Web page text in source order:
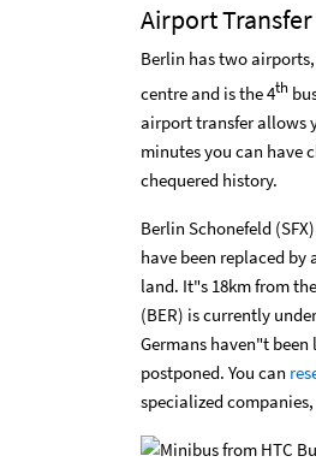
Airport
Berlin has two
centre and is the 4th
airport transfer allows
minutes you can have
chequered history.
Berlin Schonefeld
have been replaced
land. It"s 18km from
(BER) is currently
Germans haven"t
postponed. You can
specialized